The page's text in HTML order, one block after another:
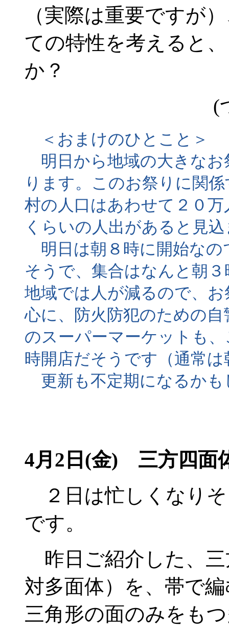
（実際は重要ですが
ての特性を考えると
か？
(
＜おまけのひとこと＞
明日から地域の大きなお
ります。このお祭りに関
村の人口はあわせて２０
くらいの人出があると見
明日は朝８時に開始なの
そうで、集合はなんと朝
地域では人が減るので、
心に、防火防犯のための
のスーパーマーケットも
時開店だそうです（通常は
更新も不定期になるかも
4月2日(金) 三方四面
２日は忙しくなり
です。
昨日ご紹介した、三
対多面体）を、帯で
三角形の面のみをも